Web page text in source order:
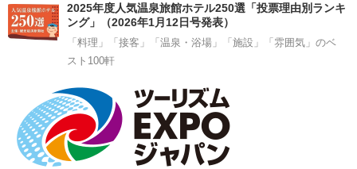
2025年度人気温泉旅館ホテル250選「投票理由別ランキ
ング」（2026年1月12日号発表）
「料理」「接客」「温泉・浴場」「施設」「雰囲気」のベ
スト100軒